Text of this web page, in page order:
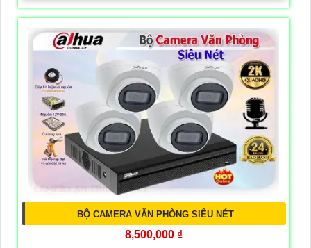
BỘ CAMERA VĂN PHÒNG SIÊU NÉT
8,500,000 ₫